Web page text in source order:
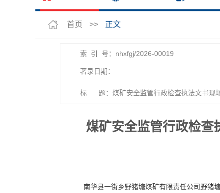
首页 >> 正文
索 引 号：nhxfgj/2026-00019
著录日期：
标 题：煤矿安全监管行政检查执法文书现
煤矿安全监管行政检查
南华县一街乡野猪塘煤矿有限责任公司野猪